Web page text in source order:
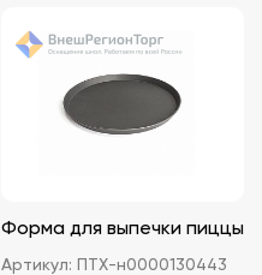
Форма для выпечки пиццы
Артикул: ПТХ-н0000130443